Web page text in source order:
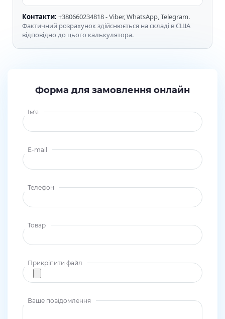
Контакти: +380660234818 - Viber, WhatsApp, Telegram.
Фактичний розрахунок здійснюється на складі в США
відповідно до цього калькулятора.
Форма для замовлення онлайн
Ім'я
E-mail
Телефон
Товар
Прикріпити файл
Ваше повідомлення